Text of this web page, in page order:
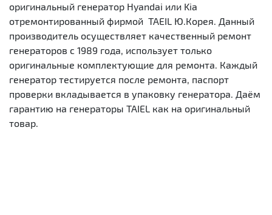
оригинальный генератор Hyandai или Kia
отремонтированный фирмой TAEIL Ю.Корея. Данный
производитель осуществляет качественный ремонт
генераторов с 1989 года, использует только
оригинальные комплектующие для ремонта. Каждый
генератор тестируется после ремонта, паспорт
проверки вкладывается в упаковку генератора. Даём
гарантию на генераторы TAIEL как на оригинальный
товар.